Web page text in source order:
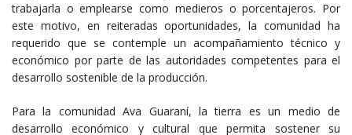
trabajarla o emplearse como medieros o porcentajeros. Por
este motivo, en reiteradas oportunidades, la comunidad ha
requerido que se contemple un acompañamiento técnico y
económico por parte de las autoridades competentes para el
desarrollo sostenible de la producción.
Para la comunidad Ava Guaraní, la tierra es un medio de
desarrollo económico y cultural que permita sostener su